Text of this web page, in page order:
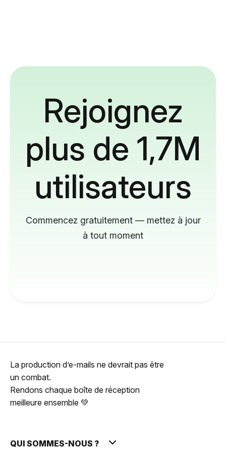
Rejoignez
plus de 1,7M
utilisateurs
Commencez gratuitement — mettez à jour
à tout moment
La production d’e-mails ne devrait pas être
un combat.
Rendons chaque boîte de réception
meilleure ensemble 💚
QUI SOMMES-NOUS ?